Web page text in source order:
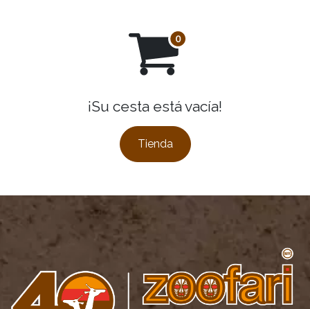
¡Su cesta está vacía!
Tienda